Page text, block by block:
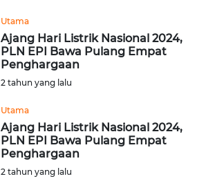
Utama
Ajang Hari Listrik Nasional 2024,
PLN EPI Bawa Pulang Empat
Penghargaan
2 tahun yang lalu
Utama
Ajang Hari Listrik Nasional 2024,
PLN EPI Bawa Pulang Empat
Penghargaan
2 tahun yang lalu